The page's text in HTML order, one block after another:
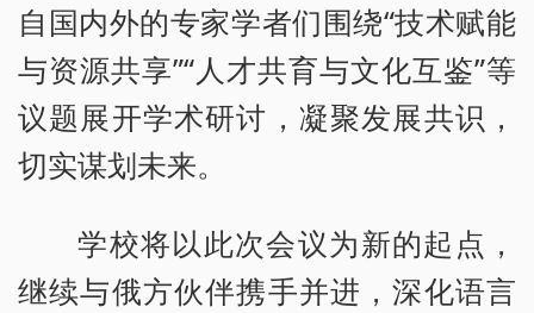
自国内外的专家学者们围绕“技术赋能
与资源共享”“人才共育与文化互鉴”等
议题展开学术研讨，凝聚发展共识，
切实谋划未来。
学校将以此次会议为新的起点，
继续与俄方伙伴携手并进，深化语言